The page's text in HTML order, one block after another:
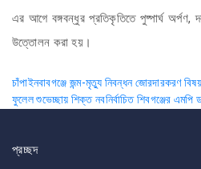
এর আগে বঙ্গবন্ধুর প্রতিকৃতিতে পুষ্পার্ঘ অর্পণ,
উত্তোলন করা হয়।
Post
navigation
চাঁপাইনবাবগঞ্জে জন্ম-মৃত্যু নিবন্ধন জোরদারকরণ
ফুলেল শুভেচ্ছায় শিক্ত নবনির্বাচিত শিবগঞ্জের এমপি
প্রচ্ছদ